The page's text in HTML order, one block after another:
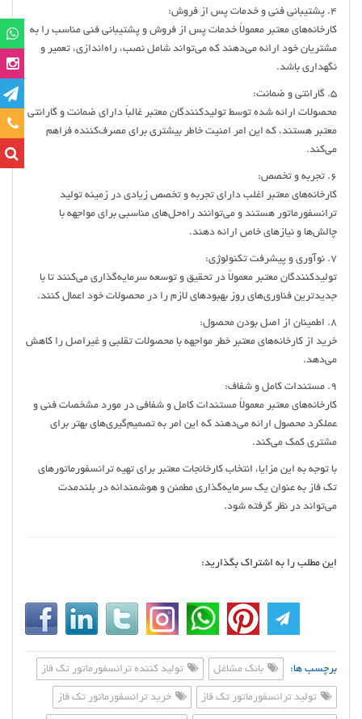
4. پشتیبانی فنی و خدمات پس از فروش:
کارخانه‌های معتبر معمولاً خدمات پس از فروش و پشتیبانی فنی مناسب را به
مشتریان خود ارائه می‌دهند که می‌تواند شامل نصب، راه‌اندازی، تعمیر و
نگهداری باشد.
5. گارانتی و ضمانت:
محصولات ارائه شده توسط تولیدکنندگان معتبر غالباً دارای ضمانت و گارانتی
معتبر هستند، که این امر امنیت خاطر بیشتری برای مصرف‌کننده فراهم
می‌کند.
6. تجربه و تخصص:
کارخانه‌های معتبر اغلب دارای تجربه و تخصص زیادی در زمینه تولید
ترانسفورماتور هستند و می‌توانند راه‌حل‌های مناسبی برای مواجهه با
چالش‌ها و نیازهای خاص ارائه دهند.
7. نوآوری و پیشرفت تکنولوژی:
تولیدکنندگان معتبر معمولاً در تحقیق و توسعه سرمایه‌گذاری می‌کنند تا با
جدیدترین فناوری‌های روز بهبودهای لازم را در محصولات خود اعمال کنند.
8. اطمینان از اصل بودن محصول:
خرید از کارخانه‌های معتبر خطر مواجهه با محصولات تقلبی و غیراصل را کاهش
می‌دهد.
9. مستندات کامل و شفاف:
کارخانه‌های معتبر معمولاً مستندات کامل و شفافی در مورد مشخصات فنی و
عملکرد محصول ارائه می‌دهند که این امر به تصمیم‌گیری‌های بهتر برای
مشتری کمک می‌کند.
با توجه به این مزایا، انتخاب کارخانجات معتبر برای تهیه ترانسفورماتورهای
تک فاز به عنوان یک سرمایه‌گذاری مطمئن و هوشمندانه در بلندمدت
می‌تواند در نظر گرفته شود.
این مطلب را به اشتراک بگذارید:
برچسب ها: بانک مشاغل تولید کننده ترانسفورماتور تک فاز
تولید ترانسفورماتور تک فاز خرید ترانسفورماتور تک فاز